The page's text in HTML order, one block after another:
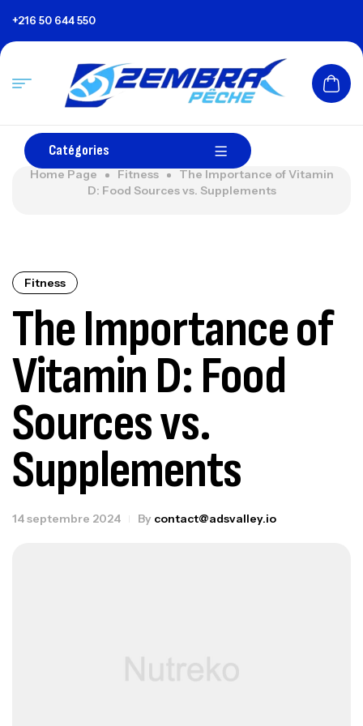
+216 50 644 550
Catégories
Home Page Fitness
The Importance of Vitamin
D: Food Sources vs. Supplements
Fitness
The Importance of
Vitamin D: Food
Sources vs.
Supplements
14 septembre 2024 By contact@adsvalley.io